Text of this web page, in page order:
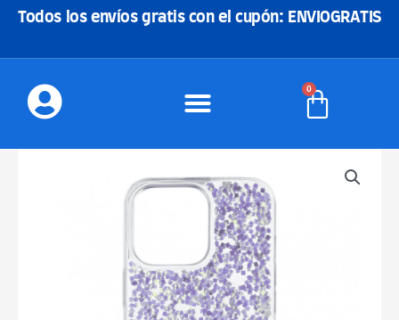
Todos los envíos gratis con el cupón: ENVIOGRATIS
0
Carrito